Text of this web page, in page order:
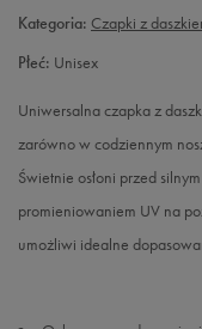
Kategoria: Czapki z
Płeć: Unisex
Uniwersalna czapka z
zarówno w codziennym
Świetnie osłoni przed
promieniowaniem UV na
umożliwi idealne